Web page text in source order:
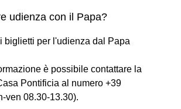
udienza con il Papa?
biglietti per l'udienza dal Papa
è possibile contattare la
Pontificia al numero +39
ven 08.30-13.30).